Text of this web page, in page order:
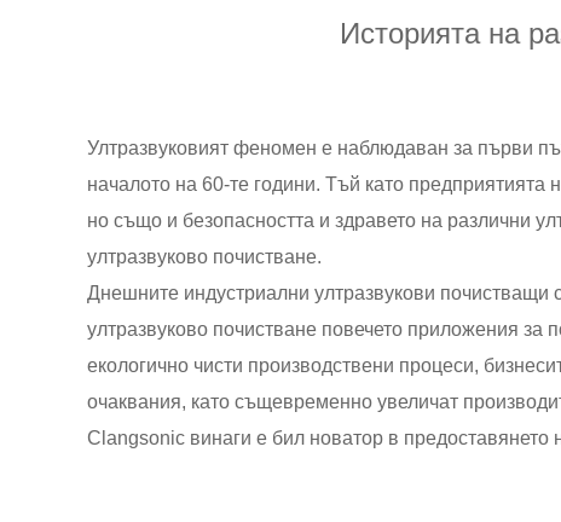
Историята на
Ултразвуковият феномен е наблюдаван за първи
началото на 60-те години. Тъй като предприятията
но също и безопасността и здравето на различни
ултразвуково почистване.
Днешните индустриални ултразвукови
ултразвуково почистване повечето приложения за
екологично чисти производствени процеси,
очаквания, като същевременно увеличат
Clangsonic винаги е бил новатор в предоставянето